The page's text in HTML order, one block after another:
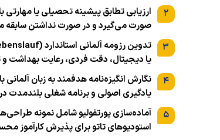
۲
ارزیابی تطابق پیشینه تحصیلی یا
صورت می‌گیرد و در صورت نداشتن سابقه
۳
یا دیجیتال، دقت فردی، رعایت بهداشت و
۴
نگارش انگیزه‌نامه هدفمند به زبان
یادگیری اصولی و برنامه شغلی بلندمدت
۵
آماده‌سازی پورتفولیو شامل نمونه
استودیوهای تاتو برای پذیرش کارآموز